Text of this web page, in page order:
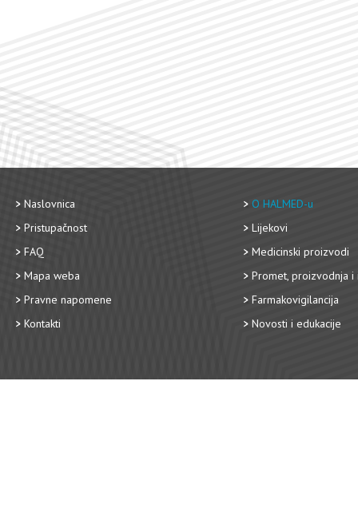
Naslovnica
Pristupačnost
FAQ
Mapa weba
Pravne napomene
Kontakti
O HALMED-u
Lijekovi
Medicinski proizvodi
Promet, proizvodnja i
Farmakovigilancija
Novosti i edukacije